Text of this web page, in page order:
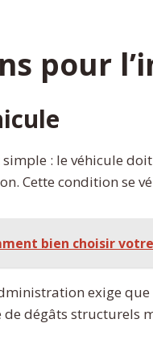
pour
: le véhicule
Cette condition se
bien choisir
exige
de dégâts structurels